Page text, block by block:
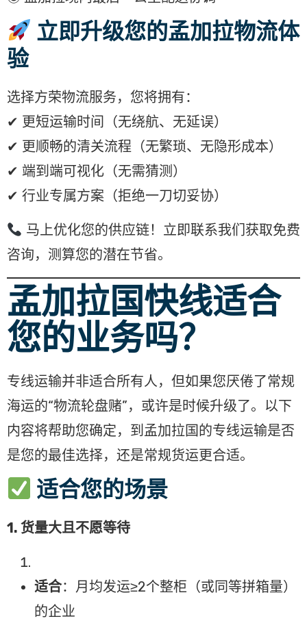
立即升级您的孟加拉物流体
验
选择方荣物流服务，您将拥有：
✔ 更短运输时间（无绕航、无延误）
✔ 更顺畅的清关流程（无繁琐、无隐形成本）
✔ 端到端可视化（无需猜测）
✔ 行业专属方案（拒绝一刀切妥协）
马上优化您的供应链！立即联系我们获取免费
咨询，测算您的潜在节省。
孟加拉国快线适合
您的业务吗？
专线运输并非适合所有人，但如果您厌倦了常规
海运的“物流轮盘赌”，或许是时候升级了。以下
内容将帮助您确定，到孟加拉国的专线运输是否
是您的最佳选择，还是常规货运更合适。
适合您的场景
1. 货量大且不愿等待
适合：月均发运≥2个整柜（或同等拼箱量）
的企业